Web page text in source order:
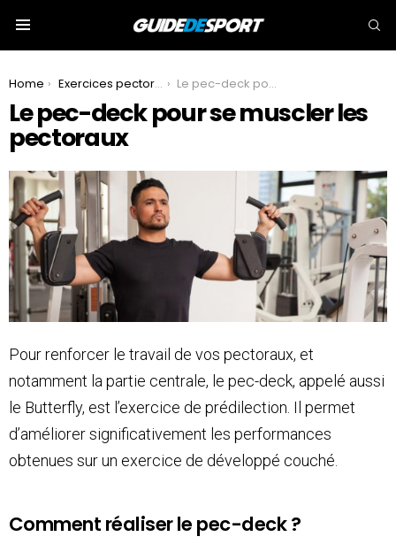
You are here:
Home Exercices pectoraux Le pec-deck pour se muscler les pectoraux
Le pec-deck pour se muscler les
pectoraux
Pour renforcer le travail de vos pectoraux, et
notamment la partie centrale, le pec-deck, appelé aussi
le Butterfly, est l’exercice de prédilection. Il permet
d’améliorer significativement les performances
obtenues sur un exercice de développé couché.
Comment réaliser le pec-deck ?